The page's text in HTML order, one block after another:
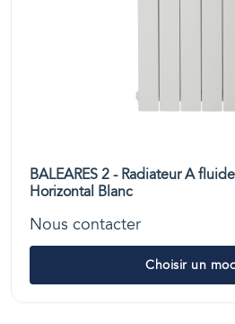
BALEARES 2 - Radiateur A
Horizontal Blanc
Nous contacter
Choisir un